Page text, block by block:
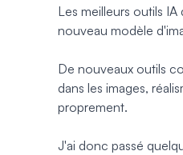
Les meilleurs outils
nouveau modèle
De nouveaux outils
dans les images,
proprement.
J'ai donc passé